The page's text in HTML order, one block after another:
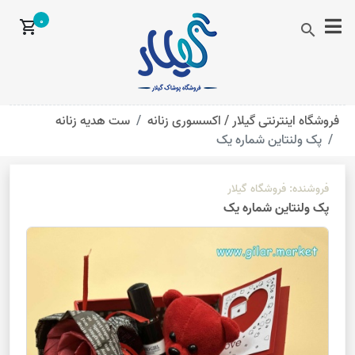
search
shopping_cart0
فروشگاه اینترنتی گیلار /اکسسوری زنانه
ست هدیه زنانه
پک ولنتاین شماره یک
فروشنده: فروشگاه گیلار
پک ولنتاین شماره یک